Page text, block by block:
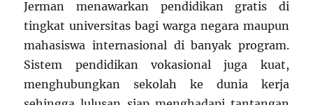
Jerman menawarkan pendidikan gratis di
tingkat universitas bagi warga negara maupun
mahasiswa internasional di banyak program.
Sistem pendidikan vokasional juga kuat,
menghubungkan sekolah ke dunia kerja